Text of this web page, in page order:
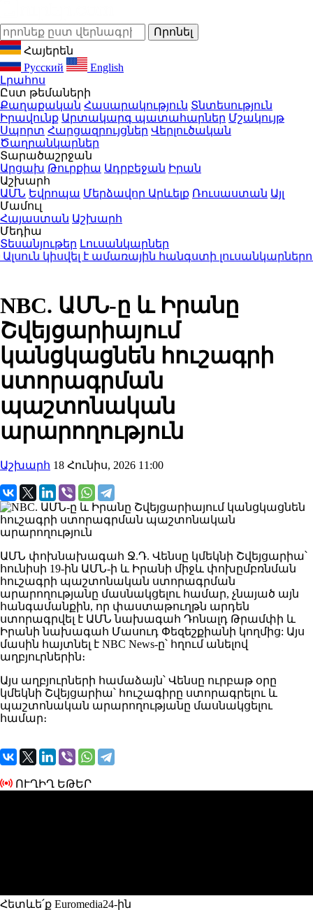
Հայերեն
Русский
English
Լրահոս
Ըստ թեմաների
Քաղաքական Հասարակություն Տնտեսություն
Իրավունք Արտակարգ պատահարներ Մշակույթ
Սպորտ Հարցազրույցներ Վերլուծական
Ծաղրանկարներ
Տարածաշրջան
Արցախ Թուրքիա Ադրբեջան Իրան
Աշխարհ
ԱՄՆ Եվրոպա Մերձավոր Արևելք Ռուսաստան Այլ
Մամուլ
Հայաստան Աշխարհ
Մեդիա
Տեսանյութեր Լուսանկարներ
կիսվել է ամառային հանգստի լուսանկարներով
NBC. ԱՄՆ-ը և Իրանը
Շվեյցարիայում
կանցկացնեն հուշագրի
ստորագրման
պաշտոնական
արարողություն
Աշխարհ 18 Հունիս, 2026 11:00
ԱՄՆ փոխնախագահ Ջ.Դ. Վենսը կմեկնի Շվեյցարիա՝
հունիսի 19-ին ԱՄՆ-ի և Իրանի միջև փոխըմբռնման
հուշագրի պաշտոնական ստորագրման
արարողությանը մասնակցելու համար, չնայած այն
հանգամանքին, որ փաստաթուղթն արդեն
ստորագրվել է ԱՄՆ նախագահ Դոնալդ Թրամփի և
Իրանի նախագահ Մասուդ Փեզեշքիանի կողմից: Այս
մասին հայտնել է NBC News-ը՝ հղում անելով
աղբյուրներին։
Այս աղբյուրների համաձայն՝ Վենսը ուրբաթ օրը
կմեկնի Շվեյցարիա՝ հուշագիրը ստորագրելու և
պաշտոնական արարողությանը մասնակցելու
համար։
ՈՒՂԻՂ ԵԹԵՐ
Հետևե՛ք Euromedia24-ին